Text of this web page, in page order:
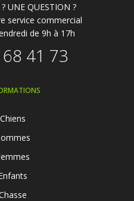
UNE QUESTION ?
service commercial
de 9h à 17h
41 73
Chiens